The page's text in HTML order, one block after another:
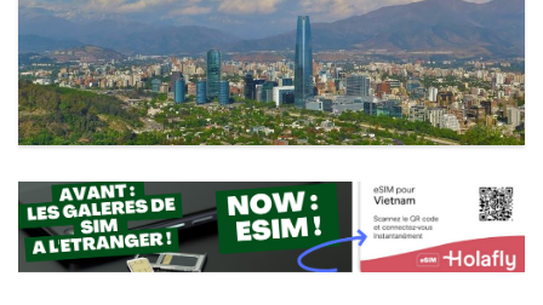
Mon journal de bord sur Instagram
Blog voyage
Les derniers articles
Podcast
Préparer son voyage